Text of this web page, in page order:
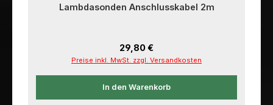
Lambdasonden Anschlusskabel 2m
Regulärer Preis:
29,80 €
Preise inkl. MwSt. zzgl. Versandkosten
In den Warenkorb